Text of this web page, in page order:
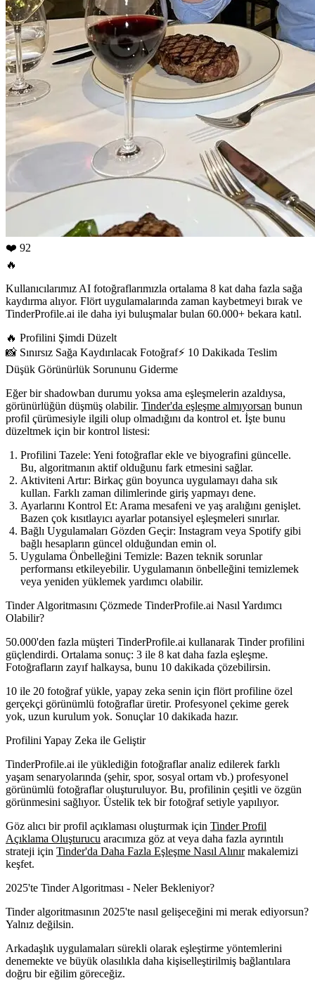
❤️ 92
🔥
Kullanıcılarımız AI fotoğraflarımızla ortalama 8 kat daha fazla sağa
kaydırma alıyor. Flört uygulamalarında zaman kaybetmeyi bırak ve
TinderProfile.ai ile daha iyi buluşmalar bulan 60.000+ bekara katıl.
🔥 Profilini Şimdi Düzelt
📸 Sınırsız Sağa Kaydırılacak Fotoğraf⚡️ 10 Dakikada Teslim
Düşük Görünürlük Sorununu Giderme
Eğer bir shadowban durumu yoksa ama eşleşmelerin azaldıysa,
görünürlüğün düşmüş olabilir. Tinder'da eşleşme almıyorsan bunun
profil çürümesiyle ilgili olup olmadığını da kontrol et. İşte bunu
düzeltmek için bir kontrol listesi:
Profilini Tazele: Yeni fotoğraflar ekle ve biyografini güncelle.
Bu, algoritmanın aktif olduğunu fark etmesini sağlar.
Aktiviteni Artır: Birkaç gün boyunca uygulamayı daha sık
kullan. Farklı zaman dilimlerinde giriş yapmayı dene.
Ayarlarını Kontrol Et: Arama mesafeni ve yaş aralığını genişlet.
Bazen çok kısıtlayıcı ayarlar potansiyel eşleşmeleri sınırlar.
Bağlı Uygulamaları Gözden Geçir: Instagram veya Spotify gibi
bağlı hesapların güncel olduğundan emin ol.
Uygulama Önbelleğini Temizle: Bazen teknik sorunlar
performansı etkileyebilir. Uygulamanın önbelleğini temizlemek
veya yeniden yüklemek yardımcı olabilir.
Tinder Algoritmasını Çözmede TinderProfile.ai Nasıl Yardımcı
Olabilir?
50.000'den fazla müşteri TinderProfile.ai kullanarak Tinder profilini
güçlendirdi. Ortalama sonuç: 3 ile 8 kat daha fazla eşleşme.
Fotoğrafların zayıf halkaysa, bunu 10 dakikada çözebilirsin.
10 ile 20 fotoğraf yükle, yapay zeka senin için flört profiline özel
gerçekçi görünümlü fotoğraflar üretir. Profesyonel çekime gerek
yok, uzun kurulum yok. Sonuçlar 10 dakikada hazır.
Profilini Yapay Zeka ile Geliştir
TinderProfile.ai ile yüklediğin fotoğraflar analiz edilerek farklı
yaşam senaryolarında (şehir, spor, sosyal ortam vb.) profesyonel
görünümlü fotoğraflar oluşturuluyor. Bu, profilinin çeşitli ve özgün
görünmesini sağlıyor. Üstelik tek bir fotoğraf setiyle yapılıyor.
Göz alıcı bir profil açıklaması oluşturmak için Tinder Profil
Açıklama Oluşturucu aracımıza göz at veya daha fazla ayrıntılı
strateji için Tinder'da Daha Fazla Eşleşme Nasıl Alınırmakalemizi
keşfet.
2025'te Tinder Algoritması - Neler Bekleniyor?
Tinder algoritmasının 2025'te nasıl gelişeceğini mi merak ediyorsun?
Yalnız değilsin.
Arkadaşlık uygulamaları sürekli olarak eşleştirme yöntemlerini
denemekte ve büyük olasılıkla daha kişiselleştirilmiş bağlantılara
doğru bir eğilim göreceğiz.